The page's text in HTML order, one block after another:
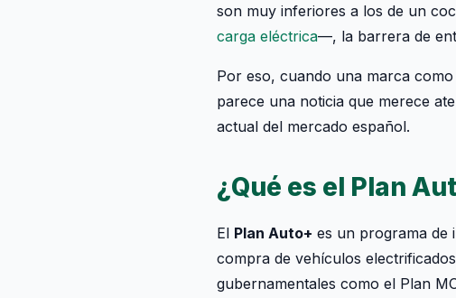
son muy inferiores a los de un
carga eléctrica—, la barrera de
Por eso, cuando una marca
parece una noticia que merece
actual del mercado español.
¿Qué es el Plan
El Plan Auto+ es un programa de
compra de vehículos
gubernamentales como el Plan